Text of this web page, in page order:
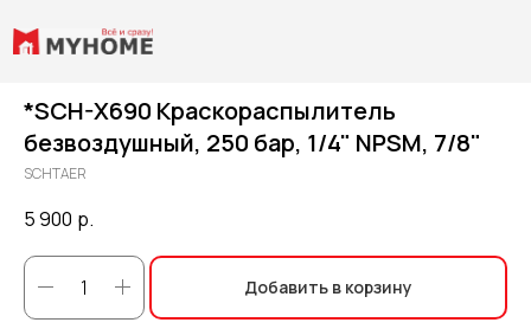
*SCH-X690 Краскораcпылитель
безвоздушный, 250 бар, 1/4" NPSM, 7/8"
SCHTAER
5 900 р.
Добавить в корзину